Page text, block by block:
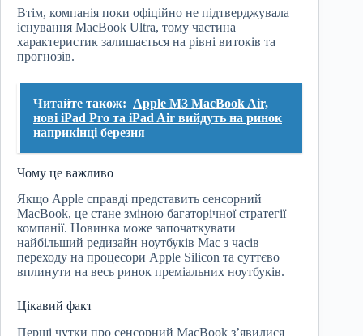
Втім, компанія поки офіційно не підтверджувала
існування MacBook Ultra, тому частина
характеристик залишається на рівні витоків та
прогнозів.
Читайте також: Apple M3 MacBook Air,
нові iPad Pro та iPad Air вийдуть на ринок
наприкінці березня
Чому це важливо
Якщо Apple справді представить сенсорний
MacBook, це стане зміною багаторічної стратегії
компанії. Новинка може започаткувати
найбільший редизайн ноутбуків Mac з часів
переходу на процесори Apple Silicon та суттєво
вплинути на весь ринок преміальних ноутбуків.
Цікавий факт
Перші чутки про сенсорний MacBook з’явилися